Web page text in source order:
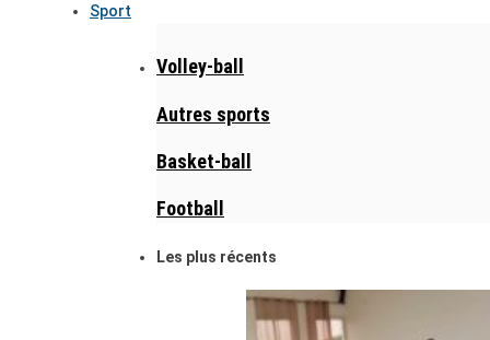
Sport
Volley-ball
Autres sports
Basket-ball
Football
Les plus récents